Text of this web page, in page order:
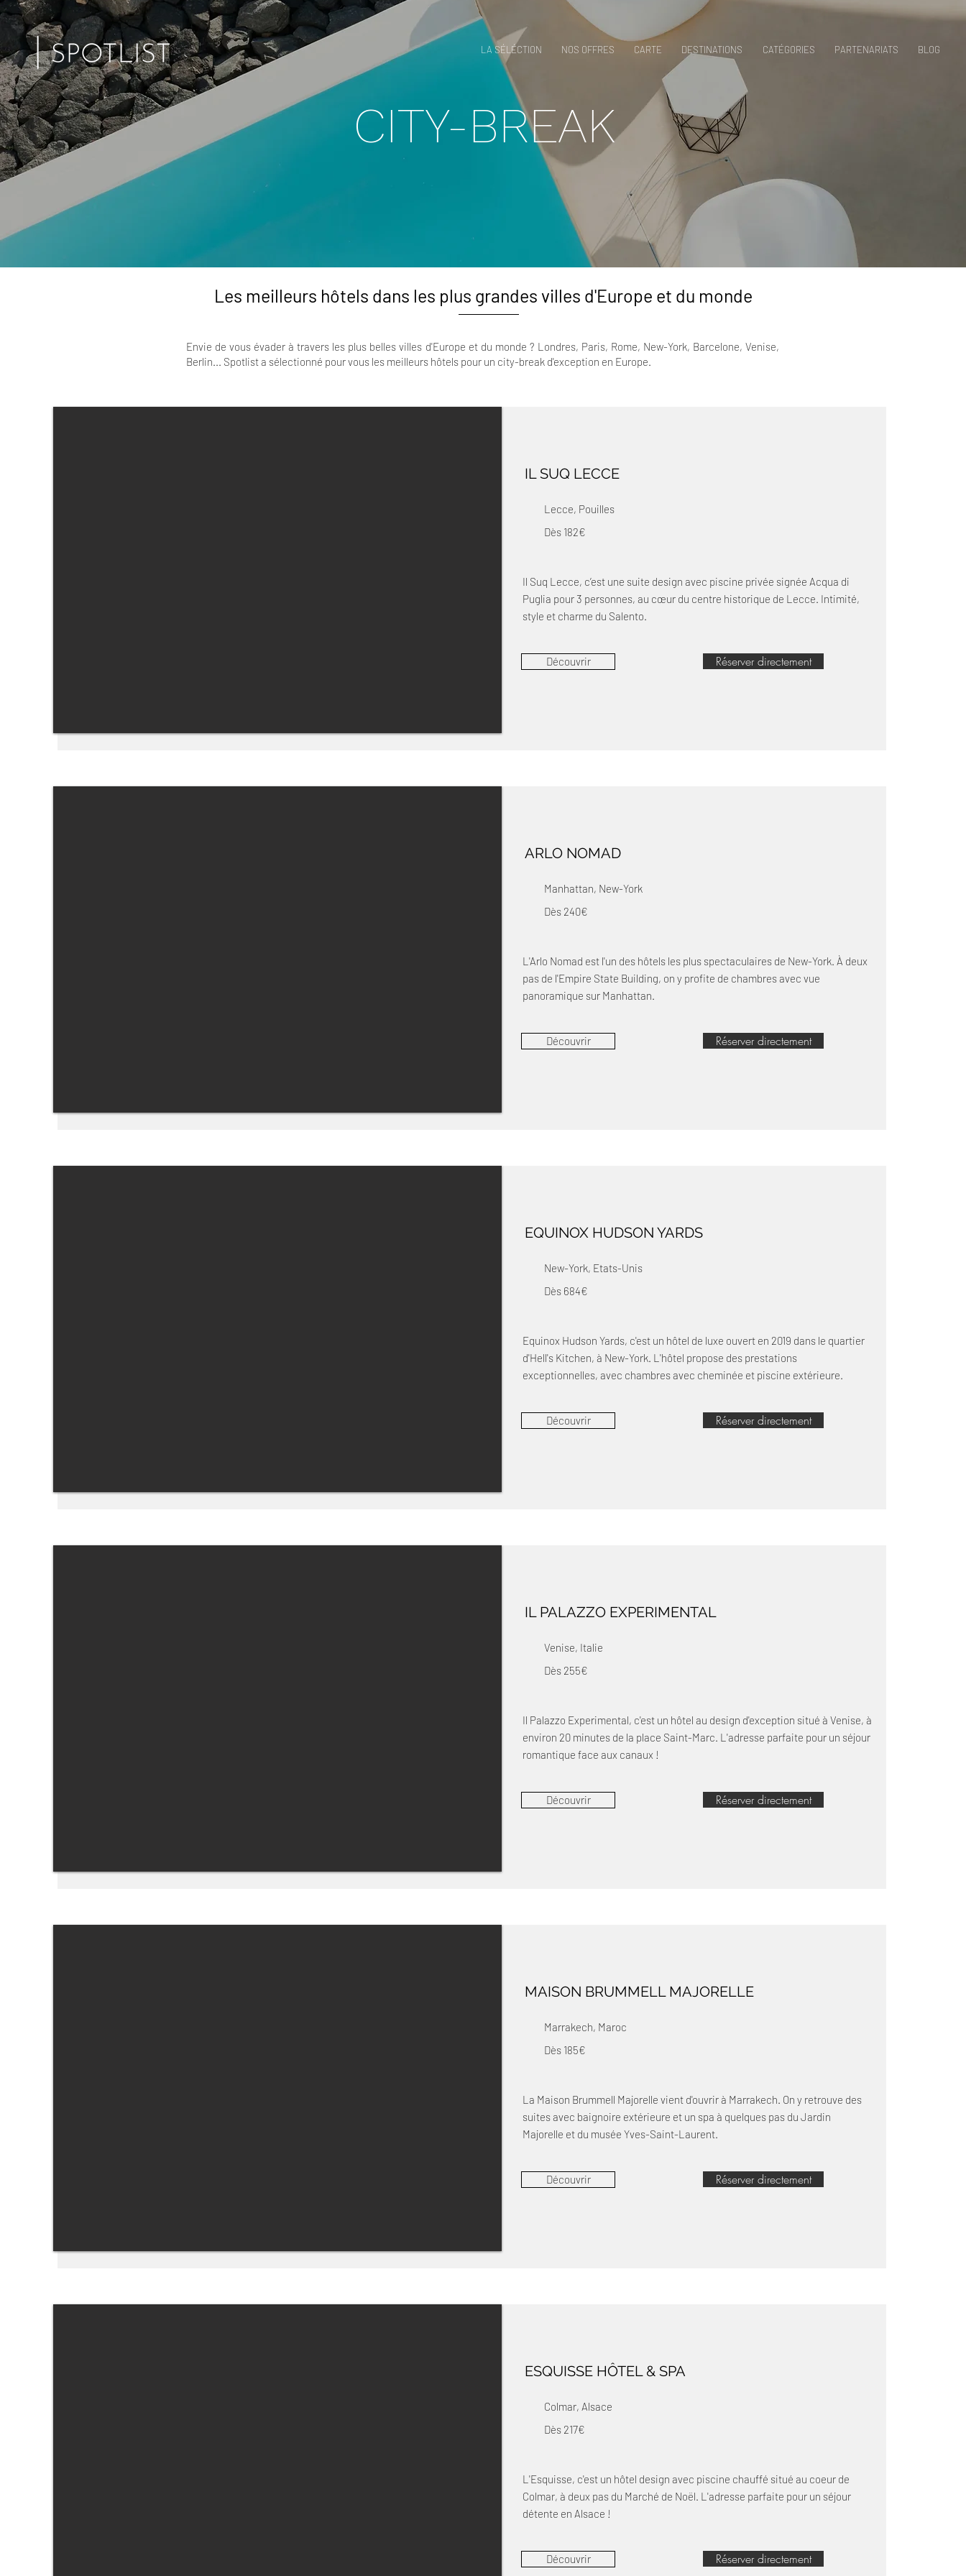
LA SÉLÉCTION NOS OFFRES CARTE DESTINATIONS CATÉGORIES PARTENARIATS BLOG
CITY-BREAK
Les meilleurs hôtels dans les plus grandes villes d'Europe et du monde
Envie de vous évader à travers les plus belles villes d'Europe et du monde ? Londres, Paris, Rome, New-York, Barcelone, Venise,
Berlin... Spotlist a sélectionné pour vous les meilleurs hôtels pour un city-break d'exception en Europe.
IL SUQ LECCE
Lecce, Pouilles
Dès 182€
Il Suq Lecce, c’est une suite design avec piscine privée signée Acqua di
Puglia pour 3 personnes, au cœur du centre historique de Lecce. Intimité,
style et charme du Salento.
Découvrir Réserver directement
ARLO NOMAD
Manhattan, New-York
Dès 240€
L'Arlo Nomad est l'un des hôtels les plus spectaculaires de New-York. À deux
pas de l'Empire State Building, on y profite de chambres avec vue
panoramique sur Manhattan.
Découvrir Réserver directement
EQUINOX HUDSON YARDS
New-York, Etats-Unis
Dès 684€
Equinox Hudson Yards, c'est un hôtel de luxe ouvert en 2019 dans le quartier
d'Hell's Kitchen, à New-York. L'hôtel propose des prestations
exceptionnelles, avec chambres avec cheminée et piscine extérieure.
Découvrir Réserver directement
IL PALAZZO EXPERIMENTAL
Venise, Italie
Dès 255€
Il Palazzo Experimental, c'est un hôtel au design d'exception situé à Venise, à
environ 20 minutes de la place Saint-Marc. L'adresse parfaite pour un séjour
romantique face aux canaux !
Découvrir Réserver directement
MAISON BRUMMELL MAJORELLE
Marrakech, Maroc
Dès 185€
La Maison Brummell Majorelle vient d'ouvrir à Marrakech. On y retrouve des
suites avec baignoire extérieure et un spa à quelques pas du Jardin
Majorelle et du musée Yves-Saint-Laurent.
Découvrir Réserver directement
ESQUISSE HÔTEL & SPA
Colmar, Alsace
Dès 217€
L'Esquisse, c'est un hôtel design avec piscine chauffé situé au coeur de
Colmar, à deux pas du Marché de Noël. L'adresse parfaite pour un séjour
détente en Alsace !
Découvrir Réserver directement